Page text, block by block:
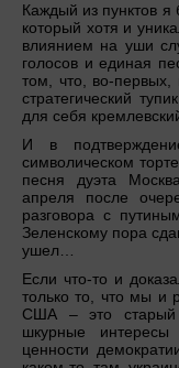
Каждый из пунктов
который хотя и
влиянием на уши
голосов и единая
том, что, во-
стратегический
для себя
И в
символическом
песня дуэта
апреля после
разговора с
Зеленскому пора
ушел…
Если что-то и
только то, что мы и
США – это старый
шкурные
ценности